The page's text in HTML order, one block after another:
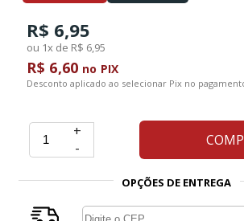
Marcas
SUPER
R$ 6,95
ou 1x de R$ 6,95
R$ 6,60 no PIX
Desconto aplicado ao selecionar Pix no
+
-
OPÇÕES DE ENTREGA